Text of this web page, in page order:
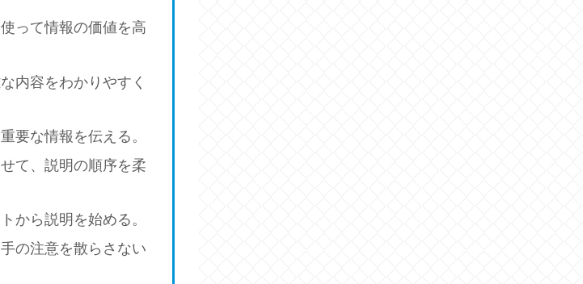
って情報の価値を高
内容をわかりやすく
要な情報を伝える。
て、説明の順序を柔
から説明を始める。
の注意を散らさない